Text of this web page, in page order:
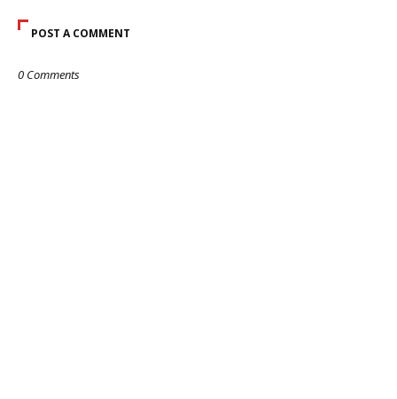
POST A COMMENT
0 Comments